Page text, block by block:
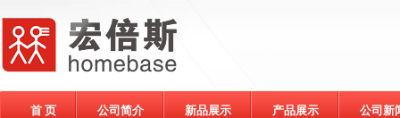
首 页 公司简介 新品展示 产品展示 公司新